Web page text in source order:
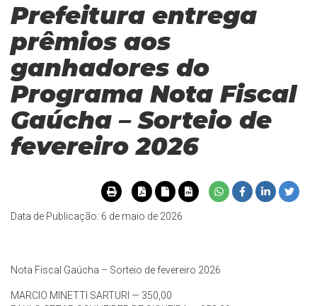
Prefeitura entrega
prêmios aos
ganhadores do
Programa Nota Fiscal
Gaúcha – Sorteio de
fevereiro 2026
Data de Publicação: 6 de maio de 2026
Nota Fiscal Gaúcha – Sorteio de fevereiro 2026
MARCIO MINETTI SARTURI — 350,00